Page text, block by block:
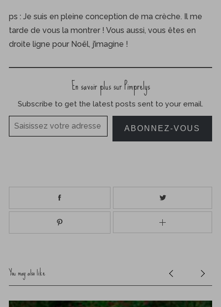
ps : Je suis en pleine conception de ma crèche. Il me
tarde de vous la montrer ! Vous aussi, vous êtes en
droite ligne pour Noël, j’imagine !
En savoir plus sur Pimprelys
Subscribe to get the latest posts sent to your email.
Saisissez votre adresse e-mail…
ABONNEZ-VOUS
You may also like